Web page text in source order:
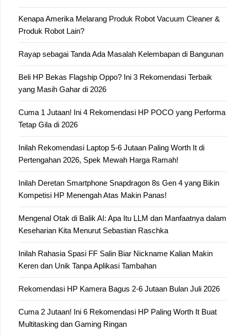
Kenapa Amerika Melarang Produk Robot Vacuum Cleaner &
Produk Robot Lain?
Rayap sebagai Tanda Ada Masalah Kelembapan di Bangunan
Beli HP Bekas Flagship Oppo? Ini 3 Rekomendasi Terbaik
yang Masih Gahar di 2026
Cuma 1 Jutaan! Ini 4 Rekomendasi HP POCO yang Performa
Tetap Gila di 2026
Inilah Rekomendasi Laptop 5-6 Jutaan Paling Worth It di
Pertengahan 2026, Spek Mewah Harga Ramah!
Inilah Deretan Smartphone Snapdragon 8s Gen 4 yang Bikin
Kompetisi HP Menengah Atas Makin Panas!
Mengenal Otak di Balik AI: Apa Itu LLM dan Manfaatnya dalam
Keseharian Kita Menurut Sebastian Raschka
Inilah Rahasia Spasi FF Salin Biar Nickname Kalian Makin
Keren dan Unik Tanpa Aplikasi Tambahan
Rekomendasi HP Kamera Bagus 2-6 Jutaan Bulan Juli 2026
Cuma 2 Jutaan! Ini 6 Rekomendasi HP Paling Worth It Buat
Multitasking dan Gaming Ringan